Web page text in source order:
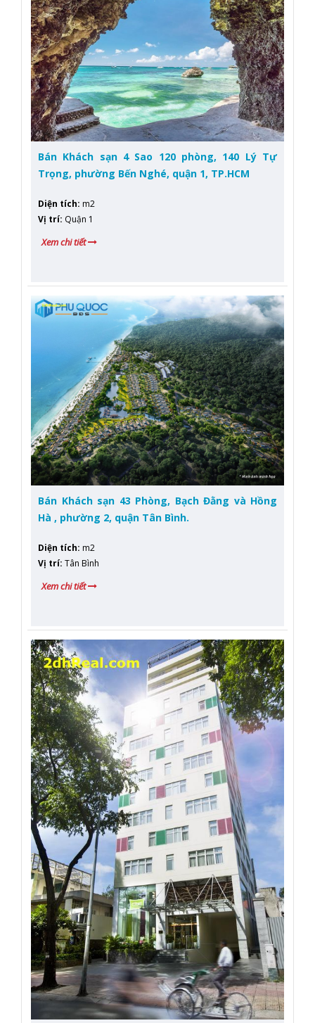
Bán Khách sạn 4 Sao 120 phòng, 140 Lý Tự
Trọng, phường Bến Nghé, quận 1, TP.HCM
Diện tích: m2
Vị trí: Quận 1
Xem chi tiết
Bán Khách sạn 43 Phòng, Bạch Đằng và Hồng
Hà , phường 2, quận Tân Bình.
Diện tích: m2
Vị trí: Tân Bình
Xem chi tiết